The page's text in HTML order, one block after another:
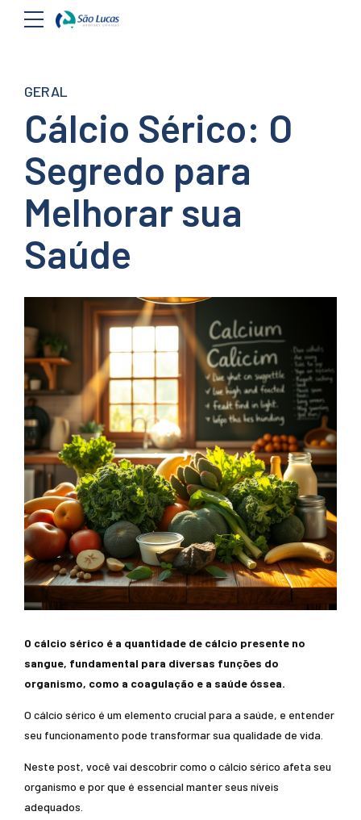
GERAL
Cálcio Sérico: O
Segredo para
Melhorar sua
Saúde
O cálcio sérico é a quantidade de cálcio presente no
sangue, fundamental para diversas funções do
organismo, como a coagulação e a saúde óssea.
O cálcio sérico é um elemento crucial para a saúde, e entender
seu funcionamento pode transformar sua qualidade de vida.
Neste post, você vai descobrir como o cálcio sérico afeta seu
organismo e por que é essencial manter seus níveis
adequados.